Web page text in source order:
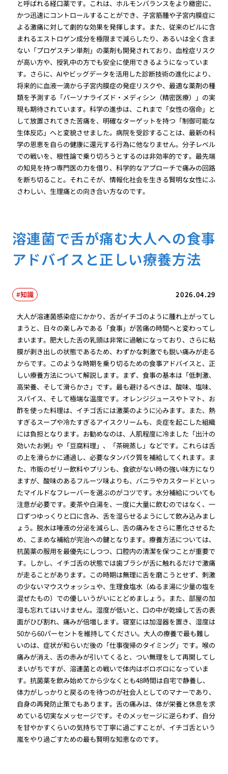
と呼ばれる経口薬です。これは、ホルモンバランスをより緻密に、
かつ迅速にコントロールすることができ、子宮筋腫や子宮内膜症に
よる激痛に対して劇的な効果を発揮します。また、従来のピルに含
まれるエストロゲン成分を極限まで減らしたり、あるいは全く含ま
ない「プロゲスチン単剤」の薬剤も開発されており、血栓症リスク
が高い方や、授乳中の方でも安全に使用できるようになっていま
す。さらに、AIやビッグデータを活用した診断技術の進化により、
将来的に血液一滴から子宮内膜症の発症リスクや、最適な薬剤の種
類を予測する「パーソナライズド・メディシン（精密医療）」の実
現も期待されています。科学の進歩は、これまで「女性の宿命」と
して放置されてきた苦痛を、明確なターゲットを持つ「制御可能な
生体反応」へと変貌させました。病院を受診することは、最新の科
学の恩恵を自らの健康に還元する行為に他なりません。分子レベル
での戦いを、根性論で乗り切ろうとするのは非効率的です。最先端
の知見を持つ専門医の力を借り、科学的なアプローチで痛みの回路
を断ち切ること。それこそが、情報化社会を生きる賢明な女性にふ
さわしい、生理痛との向き合い方なのです。
溶連菌で舌が痛む大人への食事
アドバイスと正しい療養方法
2026.04.29
知識
大人が溶連菌感染症にかかり、舌がイチゴのように腫れ上がってし
まうと、日々の楽しみである「食事」が苦痛の時間へと変わってし
まいます。肥大した舌の乳頭は非常に過敏になっており、さらに粘
膜が剥き出しの状態であるため、わずかな刺激でも鋭い痛みが走る
からです。このような時期を乗り切るための食事アドバイスと、正
しい療養方法について解説します。まず、食事の基本は「低刺激、
高栄養、そして滑らかさ」です。最も避けるべきは、酸味、塩味、
スパイス、そして極端な温度です。オレンジジュースやトマト、お
酢を使った料理は、イチゴ舌には激薬のように沁みます。また、熱
すぎるスープや冷たすぎるアイスクリームも、炎症を起こした組織
には負担となります。お勧めなのは、人肌程度に冷ました「出汁の
効いたお粥」や「豆腐料理」、「茶碗蒸し」などです。これらは舌
の上を滑らかに通過し、必要なタンパク質を補給してくれます。ま
た、市販のゼリー飲料やプリンも、食欲がない時の強い味方になり
ますが、酸味のあるフルーツ味よりも、バニラやカスタードといっ
たマイルドなフレーバーを選ぶのがコツです。水分補給についても
注意が必要です。麦茶や白湯を、一度に大量に飲むのではなく、一
口ずつゆっくりと口に含み、舌を湿らせるようにして飲み込みまし
ょう。脱水は唾液の分泌を減らし、舌の痛みをさらに悪化させるた
め、こまめな補給が完治への鍵となります。療養方法については、
抗菌薬の服用を最優先にしつつ、口腔内の清潔を保つことが重要で
す。しかし、イチゴ舌の状態では歯ブラシが舌に触れるだけで激痛
が走ることがあります。この時期は無理に舌を磨こうとせず、刺激
の少ないマウスウォッシュや、生理食塩水（ぬるま湯に少量の塩を
混ぜたもの）での優しいうがいにとどめましょう。また、部屋の加
湿も忘れてはいけません。湿度が低いと、口の中が乾燥して舌の表
面がひび割れ、痛みが倍増します。寝室には加湿器を置き、湿度は
50から60パーセントを維持してください。大人の療養で最も難し
いのは、症状が和らいだ後の「仕事復帰のタイミング」です。喉の
痛みが消え、舌の赤みが引いてくると、つい無理をして再開してし
まいがちですが、溶連菌との戦いで体内はボロボロになっていま
す。抗菌薬を飲み始めてから少なくとも48時間は自宅で静養し、
体力がしっかりと戻るのを待つのが社会人としてのマナーであり、
自身の再発防止策でもあります。舌の痛みは、体が栄養と休息を求
めている切実なメッセージです。そのメッセージに逆らわず、自分
を甘やかすくらいの気持ちで丁寧に過ごすことが、イチゴ舌という
嵐をやり過ごすための最も賢明な知恵なのです。